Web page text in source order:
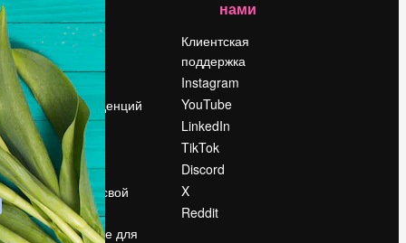
Цены
О нас
Reviews
Вакансии
Поиск тенденций
Блог
События
Slidesgo
Продайте свой
контент
Помещение для
нами
Клиентская
поддержка
Instagram
YouTube
LinkedIn
TikTok
Discord
X
Reddit